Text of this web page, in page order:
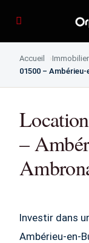
Accueil
01500 –
–
Investir dans
Ambérieu-en-